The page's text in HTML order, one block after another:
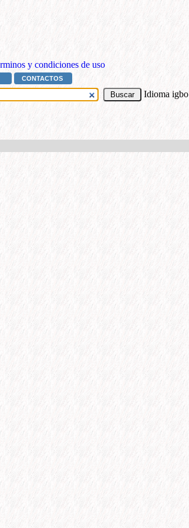
y condiciones de uso
CONTACTOS
Idioma igbo